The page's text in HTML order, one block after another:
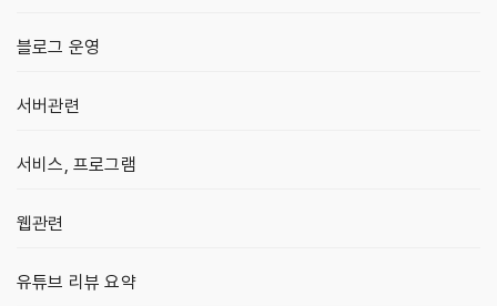
블로그 운영
서버관련
서비스, 프로그램
웹관련
유튜브 리뷰 요약